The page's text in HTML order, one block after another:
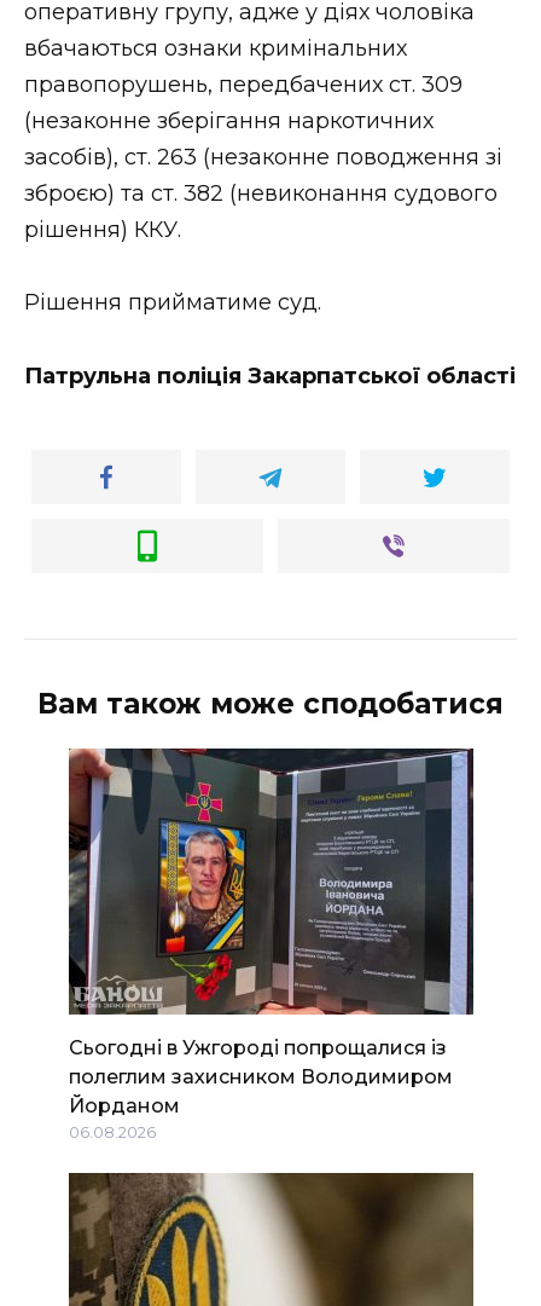
оперативну групу, адже у діях чоловіка
вбачаються ознаки кримінальних
правопорушень, передбачених ст. 309
(незаконне зберігання наркотичних
засобів), ст. 263 (незаконне поводження зі
зброєю) та ст. 382 (невиконання судового
рішення) ККУ.
Рішення прийматиме суд.
Патрульна поліція Закарпатської області
Вам також може сподобатися
Сьогодні в Ужгороді попрощалися із
полеглим захисником Володимиром
Йорданом
06.08.2026